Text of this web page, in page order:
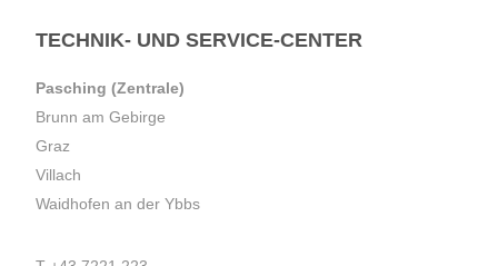
TECHNIK- UND SERVICE-CENTER
Pasching (Zentrale)
Brunn am Gebirge
Graz
Villach
Waidhofen an der Ybbs